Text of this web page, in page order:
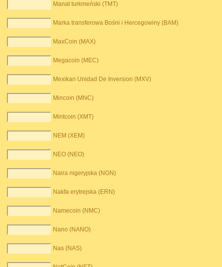
Manat turkmeński (TMT)
Marka transferowa Bośni i Hercegowiny (BAM)
MaxCoin (MAX)
Megacoin (MEC)
Mexikan Unidad De Inversion (MXV)
Mincoin (MNC)
Mintcoin (XMT)
NEM (XEM)
NEO (NEO)
Naira nigeryjska (NGN)
Nakfa erytrejska (ERN)
Namecoin (NMC)
Nano (NANO)
Nas (NAS)